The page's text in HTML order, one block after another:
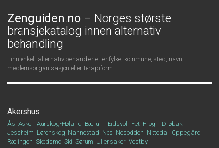
Zenguiden.no – Norges største
bransjekatalog innen alternativ
behandling
Finn enkelt alternativ behandler etter fylke, kommune, sted, navn,
medlemsorganisasjon eller terapiform.
Akershus
Ås Asker Aurskog-Høland Bærum Eidsvoll Fet Frogn Drøbak
Jessheim Lørenskog Nannestad Nes Nesodden Nittedal
Oppegård
Rælingen Skedsmo Ski Sørum Ullensaker Vestby